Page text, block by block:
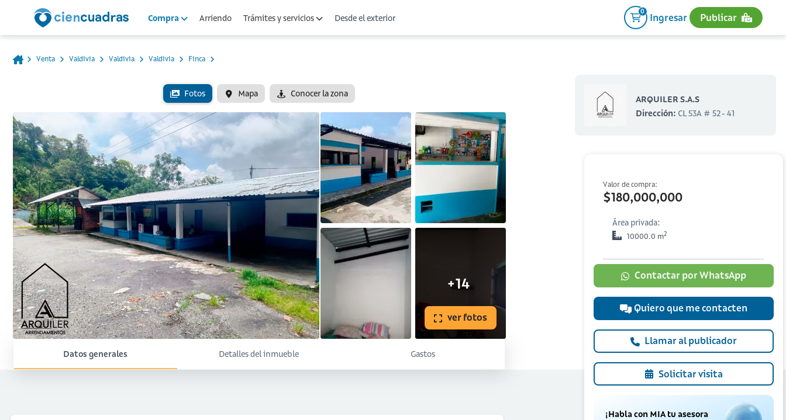
Compra Arriendo Trámites y servicios Desde el exterior
0
Ingresar Publicar
Venta Valdivia Valdivia Valdivia Finca
Fotos Mapa Conocer la zona
+14
ver fotos
ARQUILER S.A.S
Dirección: CL 53A # 52- 41
Valor de compra:
$180,000,000
Área privada:
10000.0 m2
Contactar por WhatsApp
Quiero que me contacten
Llamar al publicador
Solicitar visita
¡Habla con MIA tu asesora
Datos generales Detalles del inmueble Gastos